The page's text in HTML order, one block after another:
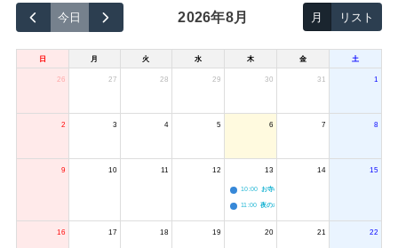
今日 2026年8月 月 リスト
日 月 火 水 木 金 土
26 27 28 29 30 31 1
2 3 4 5 6 7 8
9 10 11 12 13
10:00 お寺のジャグリング教室
11:00 夜のボードゲーム会
14 15
16 17 18 19 20 21 22